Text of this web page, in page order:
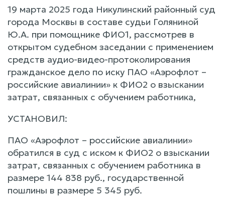
19 марта 2025 года Никулинский районный суд
города Москвы в составе судьи Голяниной
Ю.А. при помощнике ФИО1, рассмотрев в
открытом судебном заседании с применением
средств аудио-видео-протоколирования
гражданское дело по иску ПАО «Аэрофлот –
российские авиалинии» к ФИО2 о взыскании
затрат, связанных с обучением работника,
УСТАНОВИЛ:
ПАО «Аэрофлот – российские авиалинии»
обратился в суд с иском к ФИО2 о взыскании
затрат, связанных с обучением работника в
размере 144 838 руб., государственной
пошлины в размере 5 345 руб.